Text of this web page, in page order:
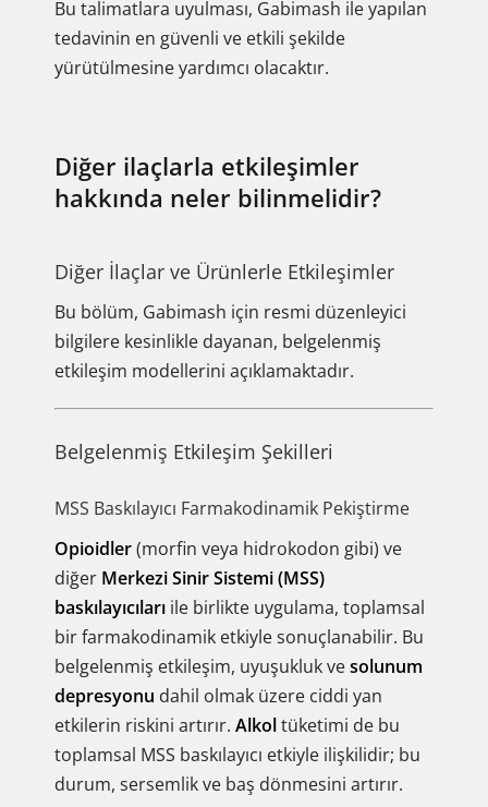
Bu talimatlara uyulması, Gabimash ile yapılan
tedavinin en güvenli ve etkili şekilde
yürütülmesine yardımcı olacaktır.
Diğer ilaçlarla etkileşimler
hakkında neler bilinmelidir?
Diğer İlaçlar ve Ürünlerle Etkileşimler
Bu bölüm, Gabimash için resmi düzenleyici
bilgilere kesinlikle dayanan, belgelenmiş
etkileşim modellerini açıklamaktadır.
Belgelenmiş Etkileşim Şekilleri
MSS Baskılayıcı Farmakodinamik Pekiştirme
Opioidler(morfin veya hidrokodon gibi) ve
diğer Merkezi Sinir Sistemi (MSS)
baskılayıcıları ile birlikte uygulama, toplamsal
bir farmakodinamik etkiyle sonuçlanabilir. Bu
belgelenmiş etkileşim, uyuşukluk vesolunum
depresyonu dahil olmak üzere ciddi yan
etkilerin riskini artırır. Alkoltüketimi de bu
toplamsal MSS baskılayıcı etkiyle ilişkilidir; bu
durum, sersemlik ve baş dönmesini artırır.